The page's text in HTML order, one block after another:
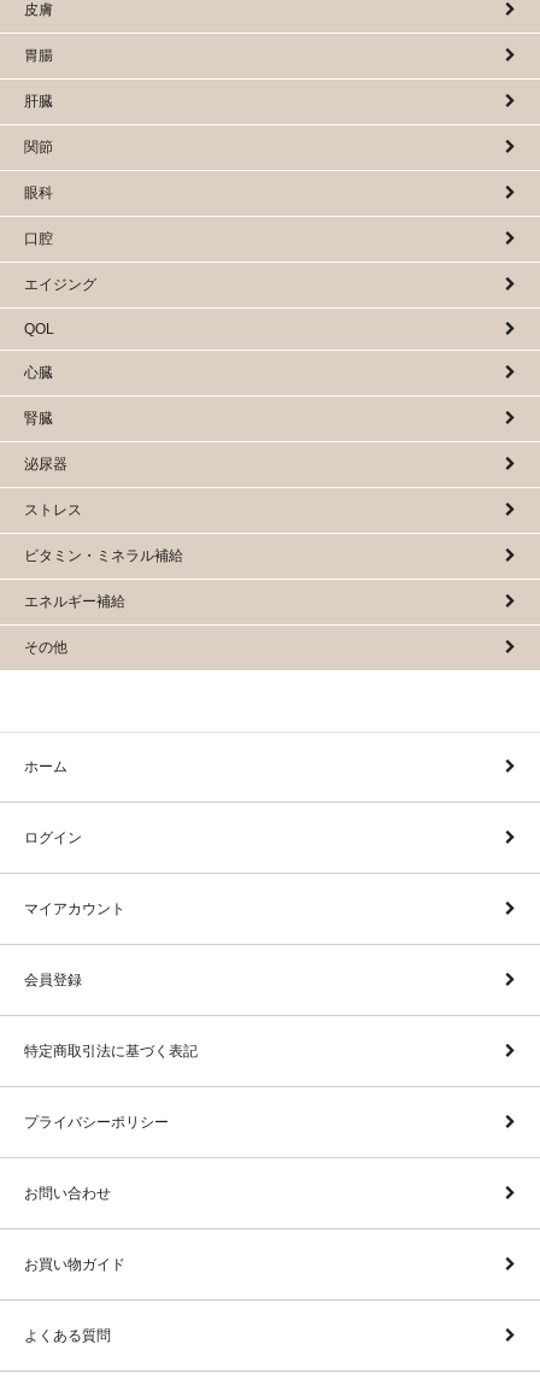
皮膚
胃腸
肝臓
関節
眼科
口腔
エイジング
QOL
心臓
腎臓
泌尿器
ストレス
ビタミン・ミネラル補給
エネルギー補給
その他
ホーム
ログイン
マイアカウント
会員登録
特定商取引法に基づく表記
プライバシーポリシー
お問い合わせ
お買い物ガイド
よくある質問